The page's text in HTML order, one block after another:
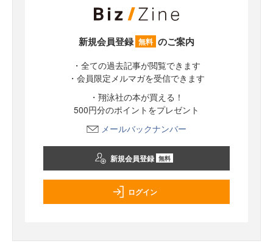
新規会員登録 無料 のご案内
・全ての過去記事が閲覧できます
・会員限定メルマガを受信できます
・翔泳社の本が買える！
500円分のポイントをプレゼント
メールバックナンバー
新規会員登録 無料
ログイン